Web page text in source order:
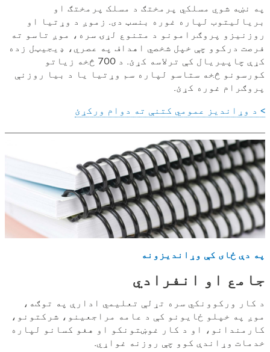
په نښه شوي مسلکي پرمختګ د مسلک پرمختګ او
بریالیتوب لپاره غوره بنسټ دی. زموږ د وړتیا او
روزنیزو پروګرامونو د متنوع لړۍ سره، موږ تاسو ته
فرصت درکوو چې خپل شخصي اهداف په عصري، ډیجیټل زده
کړې چاپیریال کې ترلاسه کړئ. د 700 څخه زیاتو
کورسونو څخه ستاسو لپاره سم وړتیا یا د بیا روزنې
پروګرام غوره کړئ.
> د وړاندیز عمومي کتنې ته دوام ورکړئ
په دې ځای کې وړاندیزونه
جامع او انفرادي
د کار ورکوونکي سره تړلې تعلیمي ادارې په توګه،
موږ په خپلو ځایونو کې د عامه مراجعینو، شرکتونو،
کارمندانو، او د کار غوښتونکو او هغو کسانو لپاره
خدمات وړاندې کوو چې روزنه غواړي.